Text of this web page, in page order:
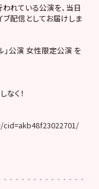
われている公演を、当日
配信としてお届けしま
」公演 女性限定公演 を
く！